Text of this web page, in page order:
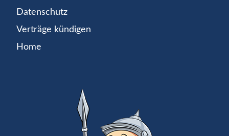
Datenschutz
Verträge kündigen
Home